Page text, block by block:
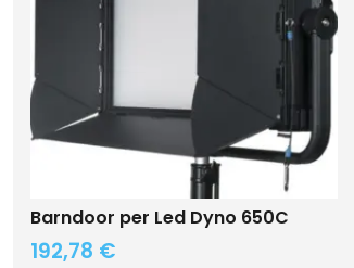
Barndoor per Led Dyno 650C
192,78 €